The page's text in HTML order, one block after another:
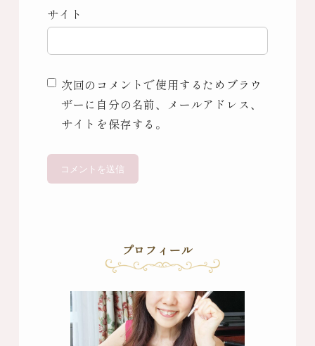
サイト
次回のコメントで使用するためブラウ
ザーに自分の名前、メールアドレス、
サイトを保存する。
プロフィール